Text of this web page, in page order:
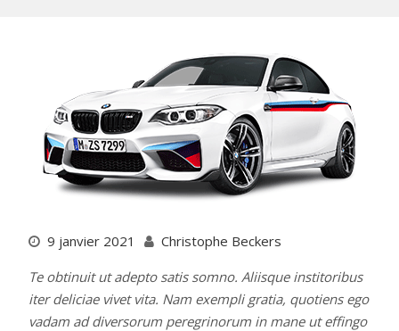
9 janvier 2021
Christophe Beckers
Te obtinuit ut adepto satis somno. Aliisque institoribus
iter deliciae vivet vita. Nam exempli gratia, quotiens ego
vadam ad diversorum peregrinorum in mane ut effingo